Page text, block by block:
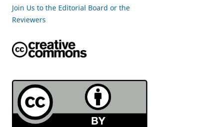
Join Us to the Editorial Board or the
Reviewers